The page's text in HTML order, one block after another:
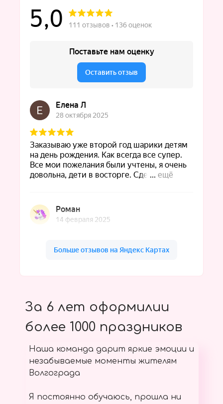
За 6 лет оформилии
более 1000 праздников
Наша команда дарит яркие эмоции и
незабываемые моменты жителям
Волгограда
Я постоянно обучаюсь, прошла ни